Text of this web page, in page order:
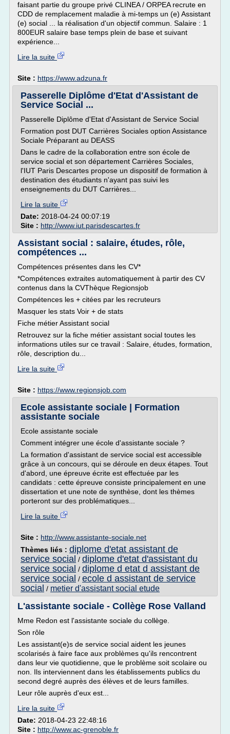
faisant partie du groupe privé CLINEA / ORPEA recrute en
CDD de remplacement maladie à mi-temps un (e) Assistant
(e) social ... la réalisation d'un objectif commun. Salaire : 1
800EUR salaire base temps plein de base et suivant
expérience...
Lire la suite
Site : https://www.adzuna.fr
Passerelle Diplôme d'Etat d'Assistant de
Service Social ...
Passerelle Diplôme d'Etat d'Assistant de Service Social
Formation post DUT Carrières Sociales option Assistance
Sociale Préparant au DEASS
Dans le cadre de la collaboration entre son école de
service social et son département Carrières Sociales,
l'IUT Paris Descartes propose un dispositif de formation à
destination des étudiants n'ayant pas suivi les
enseignements du DUT Carrières...
Lire la suite
Date: 2018-04-24 00:07:19
Site : http://www.iut.parisdescartes.fr
Assistant social : salaire, études, rôle,
compétences ...
Compétences présentes dans les CV*
*Compétences extraites automatiquement à partir des CV
contenus dans la CVThèque Regionsjob
Compétences les + citées par les recruteurs
Masquer les stats Voir + de stats
Fiche métier Assistant social
Retrouvez sur la fiche métier assistant social toutes les
informations utiles sur ce travail : Salaire, études, formation,
rôle, description du...
Lire la suite
Site : https://www.regionsjob.com
Ecole assistante sociale | Formation
assistante sociale
Ecole assistante sociale
Comment intégrer une école d'assistante sociale ?
La formation d'assistant de service social est accessible
grâce à un concours, qui se déroule en deux étapes. Tout
d'abord, une épreuve écrite est effectuée par les
candidats : cette épreuve consiste principalement en une
dissertation et une note de synthèse, dont les thèmes
porteront sur des problématiques...
Lire la suite
Site : http://www.assistante-sociale.net
Thèmes liés : diplome d'etat assistant de
service social / diplome d'etat d'assistant du
service social / diplome d etat d assistant de
service social / ecole d assistant de service
social / metier d'assistant social etude
L'assistante sociale - Collège Rose Valland
Mme Redon est l'assistante sociale du collège.
Son rôle
Les assistant(e)s de service social aident les jeunes
scolarisés à faire face aux problèmes qu'ils rencontrent
dans leur vie quotidienne, que le problème soit scolaire ou
non. Ils interviennent dans les établissements publics du
second degré auprès des élèves et de leurs familles.
Leur rôle auprès d'eux est...
Lire la suite
Date: 2018-04-23 22:48:16
Site : http://www.ac-grenoble.fr